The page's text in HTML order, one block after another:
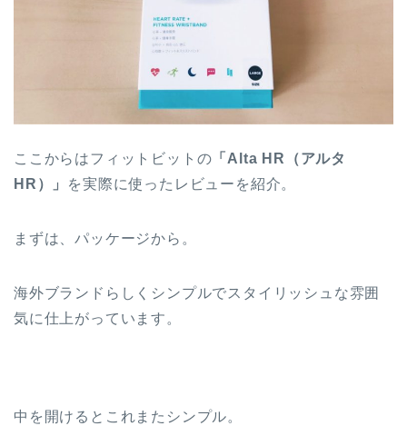
ここからはフィットビットの 「Alta HR（アルタ
HR）」
を実際に使った レビュー を紹介。
まずは、パッケージから。
海外ブランドらしくシンプルでスタイリッシュな雰囲
気に仕上がっています。
中を開けるとこれまたシンプル。